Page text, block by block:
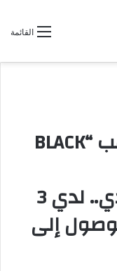
القائمة
الفنان المتعدد المواهب “BLACK
“MADLIPZANNABIجديدي.. لدي 3
إلى